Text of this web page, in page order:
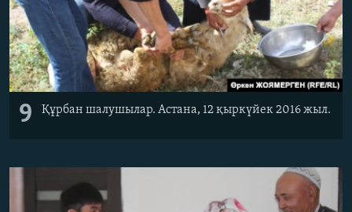
9 Құрбан шалушылар. Астана, 12 қыркүйек 2016 жыл.